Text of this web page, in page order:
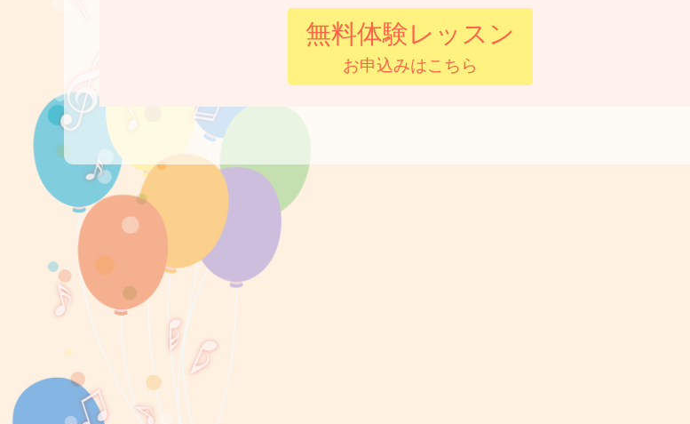
無料体験レッスン
お申込みはこちら